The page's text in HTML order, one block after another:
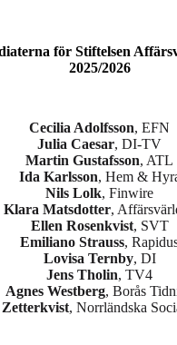
för Stiftelsen
2025/2026
Cecilia Adolfsson, EFN
Julia Caesar, DI-TV
Martin Gustafsson, ATL
Ida Karlsson, Hem &
Nils Lolk, Finwire
Klara Matsdotter,
Ellen Rosenkvist, SVT
Emiliano Strauss,
Lovisa Ternby, DI
Jens Tholin, TV4
Agnes Westberg, Borås
, Norrländska